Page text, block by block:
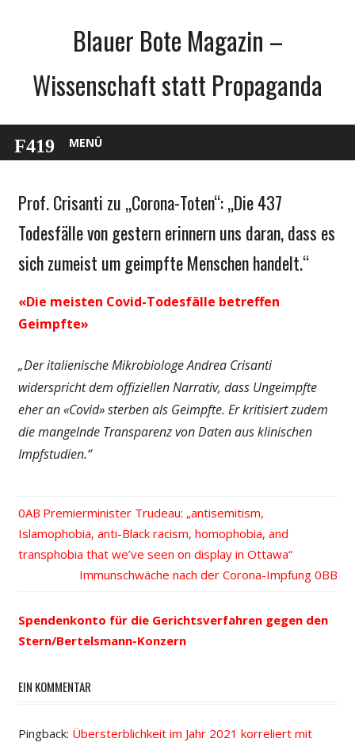
Blauer Bote Magazin –
Wissenschaft statt Propaganda
MENÜ
Gesellschaft
Wirtschaft
Wissenschaft
Prof. Crisanti zu „Corona-Toten“: „Die 437
Todesfälle von gestern erinnern uns daran, dass es
sich zumeist um geimpfte Menschen handelt.“
«Die meisten Covid-Todesfälle betreffen
Geimpfte»
„Der italienische Mikrobiologe Andrea Crisanti
widerspricht dem offiziellen Narrativ, dass Ungeimpfte
eher an «Covid» sterben als Geimpfte. Er kritisiert zudem
die mangelnde Transparenz von Daten aus klinischen
Impfstudien.“
Beitrags-
Navigation
Vorheriger
Beitrag:
Premierminister Trudeau: „antisemitism,
Islamophobia, anti-Black racism, homophobia, and
transphobia that we’ve seen on display in Ottawa“
Nächster
Immunschwäche nach der Corona-Impfung
Spendenkonto für die Gerichtsverfahren gegen den
Stern/Bertelsmann-Konzern
EIN KOMMENTAR
Pingback: Übersterblichkeit im Jahr 2021 korreliert mit